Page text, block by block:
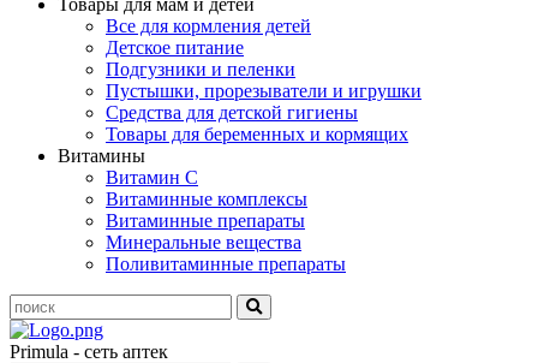
Товары для мам и детей
Все для кормления детей
Детское питание
Подгузники и пеленки
Пустышки, прорезыватели и игрушки
Средства для детской гигиены
Товары для беременных и кормящих
Витамины
Витамин С
Витаминные комплексы
Витаминные препараты
Минеральные вещества
Поливитаминные препараты
Primula - сеть аптек